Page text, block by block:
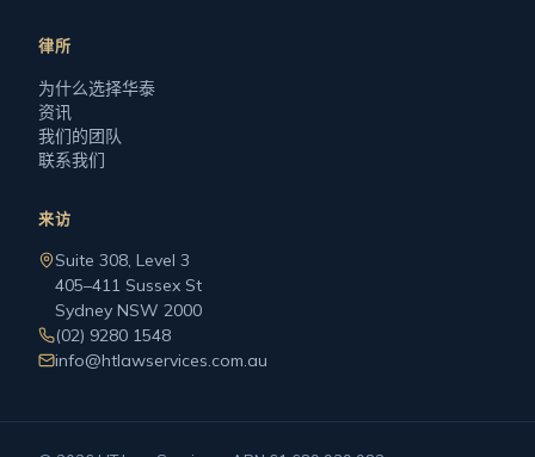
律所
为什么选择华泰
资讯
我们的团队
联系我们
来访
Suite 308, Level 3
405–411 Sussex St
Sydney NSW 2000
(02) 9280 1548
info@htlawservices.com.au